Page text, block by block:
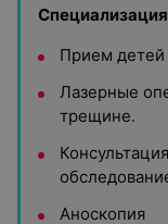
Прием детей
Лазерные
трещине.
Аноскопия